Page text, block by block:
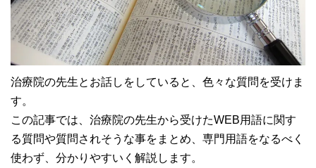
治療院の先生とお話しをしていると、色々な質問を受けま
す。
この記事では、治療院の先生から受けたWEB用語に関す
る質問や質問されそうな事をまとめ、専門用語をなるべく
使わず、分かりやすいく解説します。